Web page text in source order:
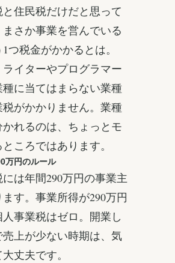
住民税だけだと思って
さか事業を営んでいる
つ税金がかかるとは。
イターやプログラマー
に当てはまらない業種
がかかりません。業種
れるのは、ちょっとモ
ころではあります。
万円のルール
は年間290万円の事業主
す。事業所得が290万円
事業税はゼロ。開業し
上が少ない時期は、気
丈夫です。